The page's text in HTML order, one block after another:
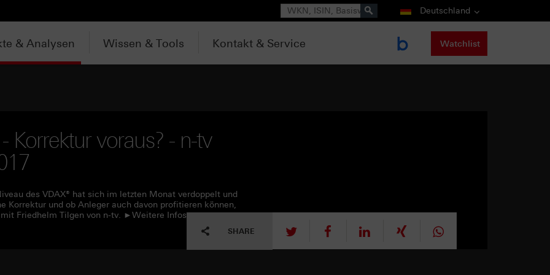
Suche Deutschland
& Analysen Wissen & Tools Kontakt & Service Watchlist
Korrektur voraus? - n-tv
des VDAX® hat sich im letzten Monat verdoppelt und
Korrektur und ob Anleger auch davon profitieren können,
Friedhelm Tilgen von n-tv. ►Weitere Infos:
SHARE tweet mitteilen